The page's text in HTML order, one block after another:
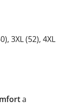
3XL (52), 4XL
a